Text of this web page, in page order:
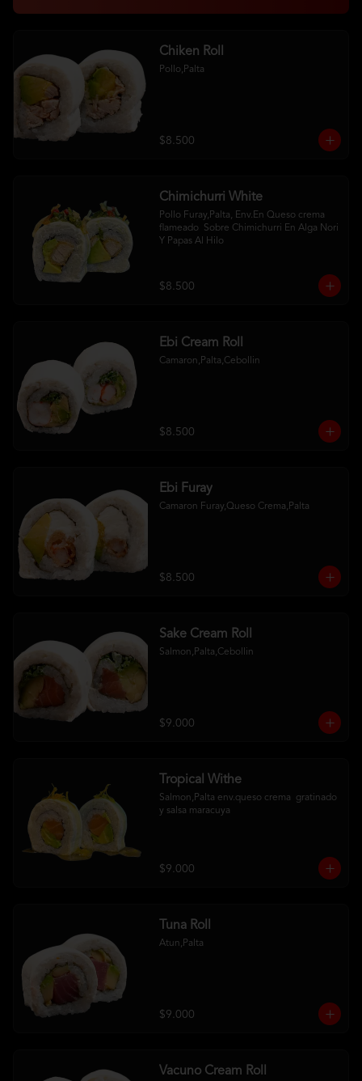
Chiken Roll
Pollo,Palta
$8.500
Chimichurri White
Pollo Furay,Palta, Env.En Queso crema
flameado  Sobre Chimichurri En Alga Nori
Y Papas Al Hilo
$8.500
Ebi Cream Roll
Camaron,Palta,Cebollin
$8.500
Ebi Furay
Camaron Furay,Queso Crema,Palta
$8.500
Sake Cream Roll
Salmon,Palta,Cebollin
$9.000
Tropical Withe
Salmon,Palta env.queso crema  gratinado
y salsa maracuya
$9.000
Tuna Roll
Atun,Palta
$9.000
Vacuno Cream Roll